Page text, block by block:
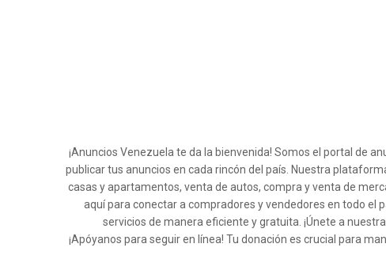
¡Anuncios Venezuela te da la bienvenida! Somos el portal de
publicar tus anuncios en cada rincón del país. Nuestra
casas y apartamentos, venta de autos, compra y venta de
aquí para conectar a compradores y vendedores en todo el
servicios de manera eficiente y gratuita. ¡Únete a
¡Apóyanos para seguir en línea! Tu donación es crucial para